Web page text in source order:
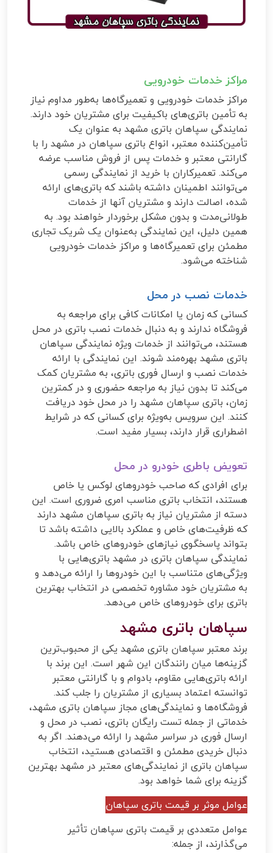
مراکز خدمات خودرویی
مراکز خدمات خودرویی و تعمیرگاه‌ها به‌طور مداوم نیاز
به تأمین باتری‌های باکیفیت برای مشتریان خود دارند.
نمایندگی سپاهان باتری مشهد به عنوان یک
تأمین‌کننده معتبر، انواع باتری سپاهان در مشهد را با
گارانتی معتبر و خدمات پس از فروش مناسب عرضه
می‌کند. تعمیرکاران با خرید از نمایندگی رسمی
می‌توانند اطمینان داشته باشند که باتری‌های ارائه
شده، اصالت دارند و مشتریان آنها از خدمات
طولانی‌مدت و بدون مشکل برخوردار خواهند بود. به
همین دلیل، این نمایندگی به‌عنوان یک شریک تجاری
مطمئن برای تعمیرگاه‌ها و مراکز خدمات خودرویی
شناخته می‌شود.
خدمات نصب در محل
کسانی که زمان یا امکانات کافی برای مراجعه به
فروشگاه ندارند و به دنبال خدمات نصب باتری در محل
هستند، می‌توانند از خدمات ویژه نمایندگی سپاهان
باتری مشهد بهره‌مند شوند. این نمایندگی با ارائه
خدمات نصب و ارسال فوری باتری، به مشتریان کمک
می‌کند تا بدون نیاز به مراجعه حضوری و در کمترین
زمان، باتری سپاهان مشهد را در محل خود دریافت
کنند. این سرویس به‌ویژه برای کسانی که در شرایط
اضطراری قرار دارند، بسیار مفید است.
تعویض باطری خودرو در محل
برای افرادی که صاحب خودروهای لوکس یا خاص
هستند، انتخاب باتری مناسب امری ضروری است. این
دسته از مشتریان نیاز به باتری سپاهان مشهد دارند
که ظرفیت‌های خاص و عملکرد بالایی داشته باشد تا
بتواند پاسخگوی نیازهای خودروهای خاص باشد.
نمایندگی سپاهان باتری در مشهد باتری‌هایی با
ویژگی‌های متناسب با این خودروها را ارائه می‌دهد و
به مشتریان خود مشاوره تخصصی در انتخاب بهترین
باتری برای خودروهای خاص می‌دهد.
سپاهان باتری مشهد
برند معتبر سپاهان باتری مشهد یکی از محبوب‌ترین
گزینه‌ها میان رانندگان این شهر است. این برند با
ارائه باتری‌هایی مقاوم، بادوام و با گارانتی معتبر
توانسته اعتماد بسیاری از مشتریان را جلب کند.
فروشگاه‌ها و نمایندگی‌های مجاز سپاهان باتری مشهد،
خدماتی از جمله تست رایگان باتری، نصب در محل و
ارسال فوری در سراسر مشهد را ارائه می‌دهند. اگر به
دنبال خریدی مطمئن و اقتصادی هستید، انتخاب
سپاهان باتری از نمایندگی‌های معتبر در مشهد بهترین
گزینه برای شما خواهد بود.
عوامل موثر بر قیمت باتری سپاهان
عوامل متعددی بر قیمت باتری سپاهان تأثیر
می‌گذارند، از جمله: